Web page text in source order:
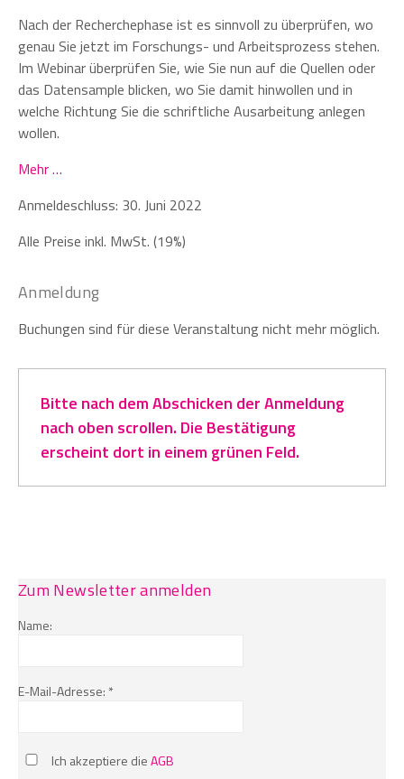
Nach der Recherchephase ist es sinnvoll zu überprüfen, wo
genau Sie jetzt im Forschungs- und Arbeitsprozess stehen.
Im Webinar überprüfen Sie, wie Sie nun auf die Quellen oder
das Datensample blicken, wo Sie damit hinwollen und in
welche Richtung Sie die schriftliche Ausarbeitung anlegen
wollen.
Mehr …
Anmeldeschluss: 30. Juni 2022
Alle Preise inkl. MwSt. (19%)
Anmeldung
Buchungen sind für diese Veranstaltung nicht mehr möglich.
Bitte nach dem Abschicken der Anmeldung
nach oben scrollen. Die Bestätigung
erscheint dort in einem grünen Feld.
Zum Newsletter anmelden
Name:
E-Mail-Adresse: *
Ich akzeptiere dieAGB